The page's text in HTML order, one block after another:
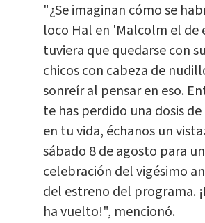
"¿Se imaginan cómo se
loco Hal en 'Malcolm el de
tuviera que quedarse con
chicos con cabeza de
sonreír al pensar en eso.
te has perdido una dosis
en tu vida, échanos un
sábado 8 de agosto para
celebración del vigésimo
del estreno del programa.
ha vuelto!", mencionó.